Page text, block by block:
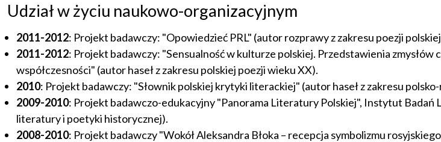
Udział w życiu naukowo-organizacyjnym
2011-2012: Projekt badawczy: "Opowiedzieć PRL" (autor rozprawy z zakresu poezji
2011-2012: Projekt badawczy: "Sensualność w kulturze polskiej. Przedstawienia
współczesności" (autor haseł z zakresu polskiej poezji wieku XX).
2010: Projekt badawczy: "Słownik polskiej krytyki literackiej" (autor haseł z zakresu
2009-2010: Projekt badawczo-edukacyjny "Panorama Literatury Polskiej", Instytut
literatury i poetyki historycznej).
2008-2010: Projekt badawczy "Wokół Aleksandra Błoka – recepcja symbolizmu